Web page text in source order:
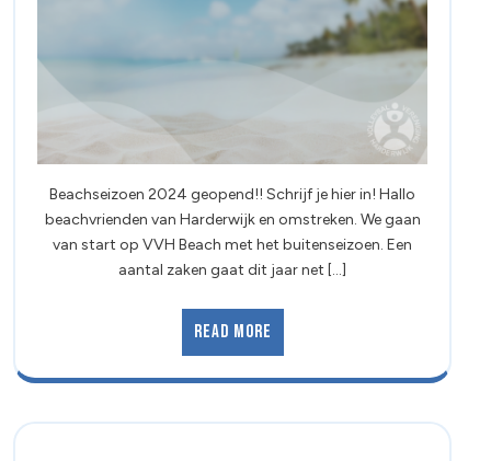
Beachseizoen 2024 geopend!! Schrijf je hier in! Hallo
beachvrienden van Harderwijk en omstreken. We gaan
van start op VVH Beach met het buitenseizoen. Een
aantal zaken gaat dit jaar net [...]
Read More